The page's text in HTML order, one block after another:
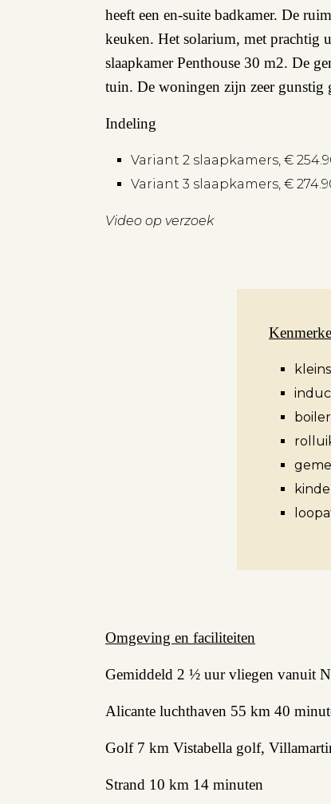
Diensten
Verkopen
Verhuren
Beleggen
heeft een en-suite badkamer. De
keuken. Het solarium, met prachtig
slaapkamer Penthouse 30 m2. De
tuin. De woningen zijn zeer gunstig
Indeling
Variant 2 slaapkamers, €
Variant 3 slaapkamers, €
Video op verzoek
Omgeving en faciliteiten
Gemiddeld 2 ½ uur vliegen vanuit
Alicante luchthaven 55 km 40
Golf 7 km Vistabella golf,
Strand 10 km 14 minuten